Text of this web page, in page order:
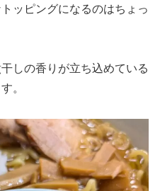
ッピングになるのはちょっ
しの香りが立ち込めている
。